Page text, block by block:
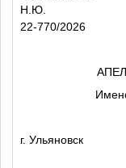
Н.Ю.
22-770/2026
г. Ульяновск